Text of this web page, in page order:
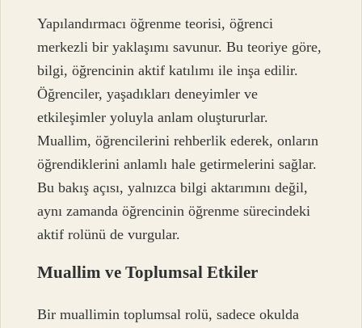
Yapılandırmacı öğrenme teorisi, öğrenci
merkezli bir yaklaşımı savunur. Bu teoriye göre,
bilgi, öğrencinin aktif katılımı ile inşa edilir.
Öğrenciler, yaşadıkları deneyimler ve
etkileşimler yoluyla anlam oluştururlar.
Muallim, öğrencilerini rehberlik ederek, onların
öğrendiklerini anlamlı hale getirmelerini sağlar.
Bu bakış açısı, yalnızca bilgi aktarımını değil,
aynı zamanda öğrencinin öğrenme sürecindeki
aktif rolünü de vurgular.
Muallim ve Toplumsal Etkiler
Bir muallimin toplumsal rolü, sadece okulda